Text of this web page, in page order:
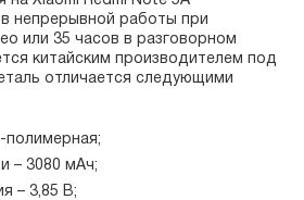
непрерывной работы при
или 35 часов в разговорном
китайским производителем под
отличается следующими
полимерная;
– 3080 мАч;
– 3,85 В;